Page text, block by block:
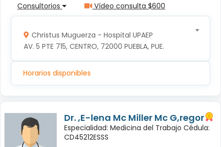
Consultorios Vídeo consulta $600
Christus Muguerza - Hospital UPAEP
AV. 5 PTE 715, CENTRO, 72000 PUEBLA, PUE.
Horarios disponibles
Dr. ,E-lena Mc Miller Mc G,regor
Especialidad: Medicina del Trabajo Cédula:
CD45212ESSS